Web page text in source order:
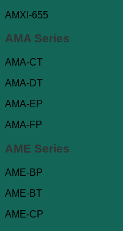
AMXI-655
AMA Series
AMA-CT
AMA-DT
AMA-EP
AMA-FP
AME Series
AME-BP
AME-BT
AME-CP